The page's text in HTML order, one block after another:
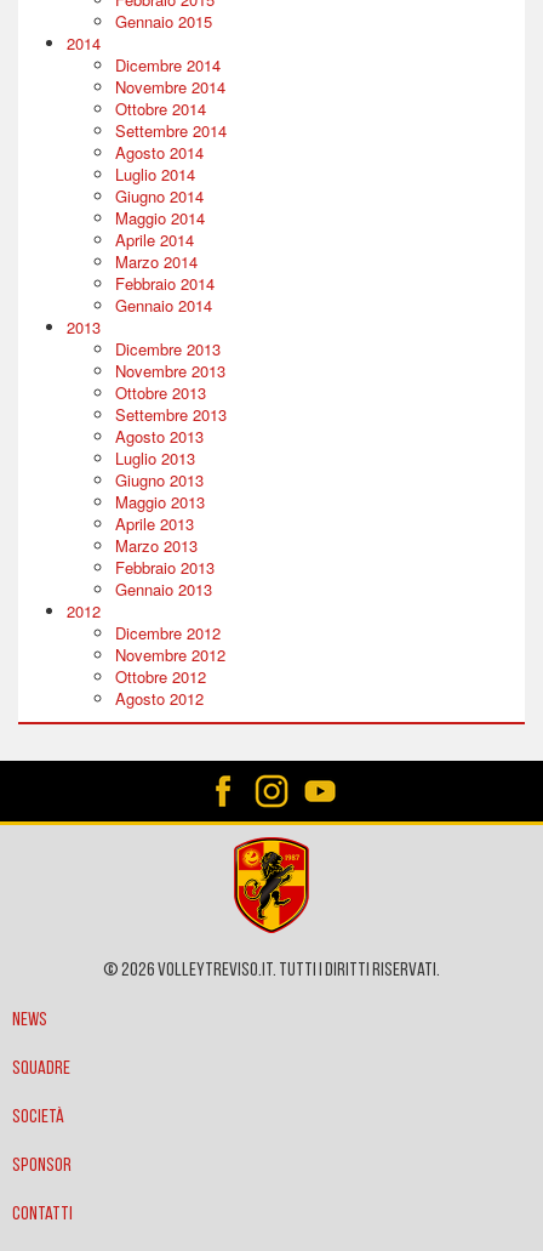
Gennaio 2015
2014
Dicembre 2014
Novembre 2014
Ottobre 2014
Settembre 2014
Agosto 2014
Luglio 2014
Giugno 2014
Maggio 2014
Aprile 2014
Marzo 2014
Febbraio 2014
Gennaio 2014
2013
Dicembre 2013
Novembre 2013
Ottobre 2013
Settembre 2013
Agosto 2013
Luglio 2013
Giugno 2013
Maggio 2013
Aprile 2013
Marzo 2013
Febbraio 2013
Gennaio 2013
2012
Dicembre 2012
Novembre 2012
Ottobre 2012
Agosto 2012
© 2026 VOLLEYTREVISO.IT. Tutti i diritti riservati.
News
Squadre
Società
Sponsor
Contatti